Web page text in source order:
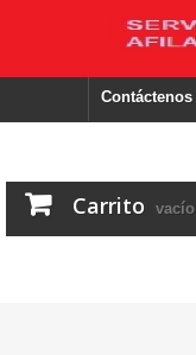
Contáctenos
Carrito vacío